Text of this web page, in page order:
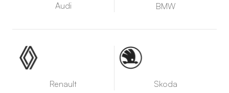
Audi BMW
Renault Skoda